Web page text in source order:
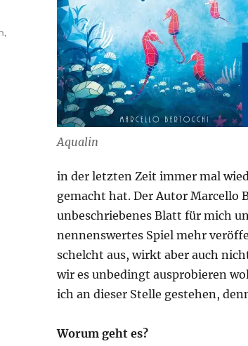
Aqualin
in der letzten Zeit immer mal
gemacht hat. Der Autor Marcello
unbeschriebenes Blatt für mich
nennenswertes Spiel mehr
schelcht aus, wirkt aber auch
wir es unbedingt ausprobieren
ich an dieser Stelle gestehen,
Worum geht es?
,